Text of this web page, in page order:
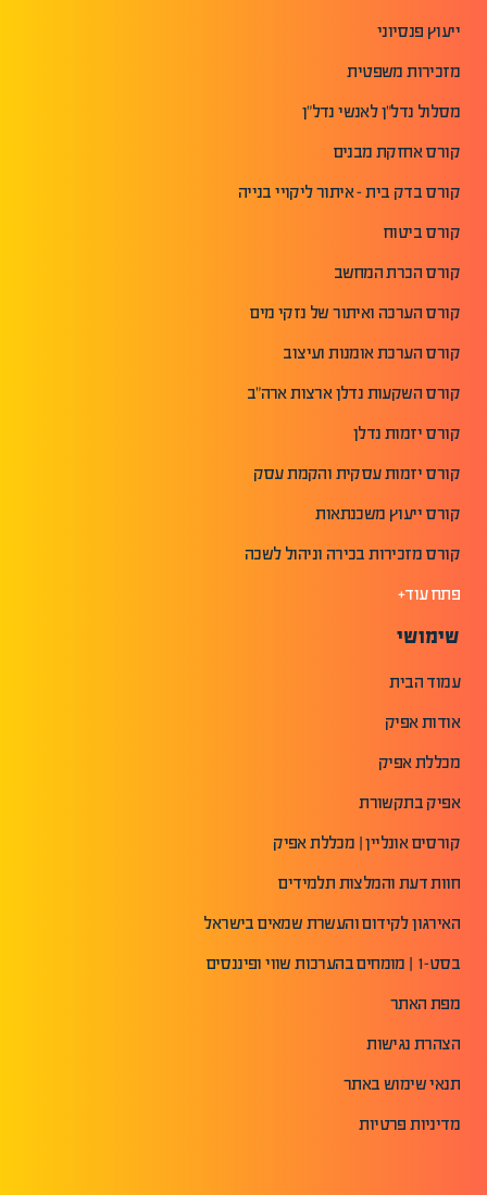
ייעוץ פנסיוני
מזכירות משפטית
מסלול נדל"ן לאנשי נדל"ן
קורס אחזקת מבנים
קורס בדק בית - איתור ליקויי בנייה
קורס ביטוח
קורס הכרת המחשב
קורס הערכה ואיתור של נזקי מים
קורס הערכת אומנות ועיצוב
קורס השקעות נדלן ארצות ארה"ב
קורס יזמות נדלן
קורס יזמות עסקית והקמת עסק
קורס ייעוץ משכנתאות
קורס מזכירות בכירה וניהול לשכה
פתח עוד+
שימושי
עמוד הבית
אודות אפיק
מכללת אפיק
אפיק בתקשורת
קורסים אונליין | מכללת אפיק
חוות דעת והמלצות תלמידים
האירגון לקידום והעשרת שמאים בישראל
בסט-1 | מומחים בהערכות שווי ופיננסים
מפת האתר
הצהרת נגישות
תנאי שימוש באתר
מדיניות פרטיות